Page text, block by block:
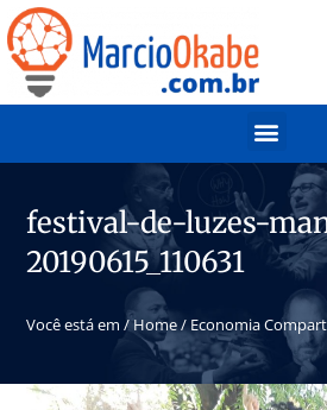
festival-de-luzes-
20190615_110631
Você está em / Home/ Economia